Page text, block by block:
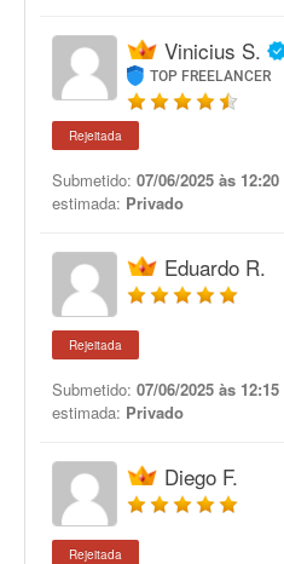
Vinicius S.
TOP FREELANCER
Rejeitada
Submetido: 07/06/2025 às 12:20
estimada: Privado
Eduardo R.
Rejeitada
Submetido: 07/06/2025 às 12:15
estimada: Privado
Diego F.
Rejeitada